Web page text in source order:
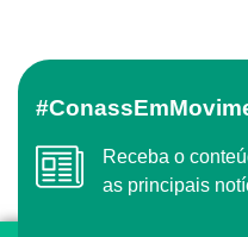
Receba o conteúdo semanal do Conass com
as principais